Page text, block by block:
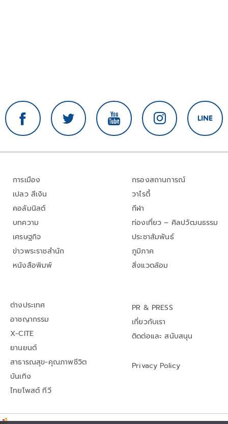
การเมือง
เปลว สีเงิน
คอลัมนิสต์
บทความ
เศรษฐกิจ
ข่าวพระราชสำนัก
หนังสือพิมพ์
กรองสถานการณ์
วาไรตี้
กีฬา
ท่องเที่ยว – ศิลปวัฒนธรรม
ประชาสัมพันธ์
ภูมิภาค
สิ่งแวดล้อม
ต่างประเทศ
อาชญากรรม
X-CITE
ยานยนต์
สาธารณสุข-คุณภาพชีวิต
บันเทิง
ไทยโพสต์ ทีวี
PR & PRESS
เกี่ยวกับเรา
ติดต่อและ สนับสนุน
Privacy Policy